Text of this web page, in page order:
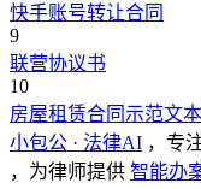
快手账号转让合同
9
联营协议书
10
房屋租赁合同示范文
小包公 · 法律AI ，专
，为律师提供 智能办